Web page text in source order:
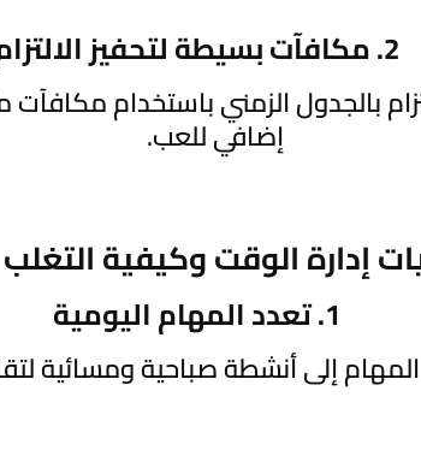
2. مكافآت بسيطة لتحفيز الالتزام
بالجدول الزمني باستخدام
إضافي للعب.
إدارة الوقت وكيفية
1. تعدد المهام اليومية
إلى أنشطة صباحية ومسائية